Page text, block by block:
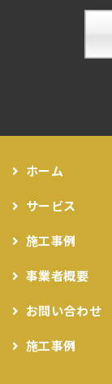
ホーム
サービス
施工事例
事業者概要
お問い合わせ
施工事例